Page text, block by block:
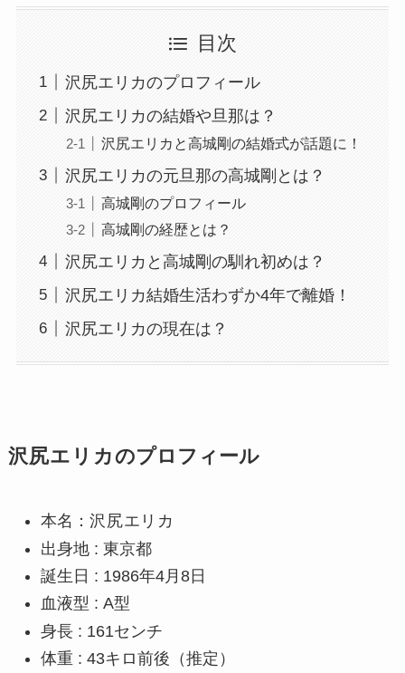
目次
沢尻エリカのプロフィール
沢尻エリカの結婚や旦那は？
沢尻エリカと高城剛の結婚式が話題に！
沢尻エリカの元旦那の高城剛とは？
高城剛のプロフィール
高城剛の経歴とは？
沢尻エリカと高城剛の馴れ初めは？
沢尻エリカ結婚生活わずか4年で離婚！
沢尻エリカの現在は？
沢尻エリカ のプロフィール
本名： 沢尻エリカ
出身地 : 東京都
誕生日 : 1986年4月8日
血液型 : A型
身長 : 161センチ
体重 : 43キロ前後（推定）